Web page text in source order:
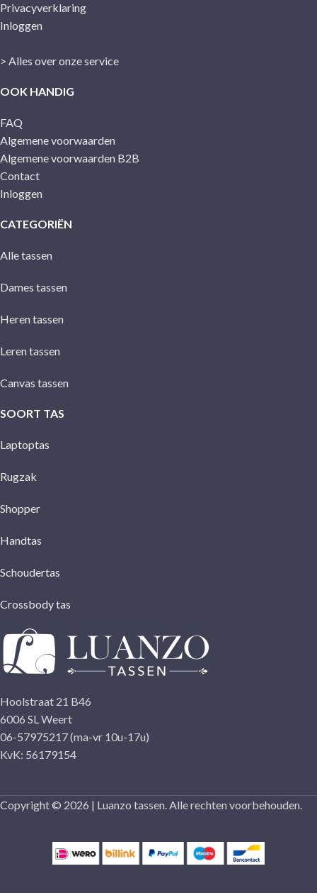
Privacyverklaring
Inloggen
> Alles over onze service
OOK HANDIG
FAQ
Algemene voorwaarden
Algemene voorwaarden B2B
Contact
Inloggen
CATEGORIËN
Alle tassen
Dames tassen
Heren tassen
Leren tassen
Canvas tassen
SOORT TAS
Laptoptas
Rugzak
Shopper
Handtas
Schoudertas
Crossbody tas
Hoolstraat 21 B46
6006 SL Weert
06-57975217 (ma-vr 10u-17u)
KvK: 56179154
Copyright © 2026 | Luanzo tassen. Alle rechten voorbehouden.